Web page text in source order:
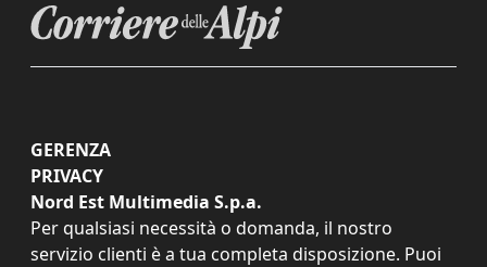
GERENZA
PRIVACY
Nord Est Multimedia S.p.a.
Per qualsiasi necessità o domanda, il nostro
servizio clienti è a tua completa disposizione. Puoi